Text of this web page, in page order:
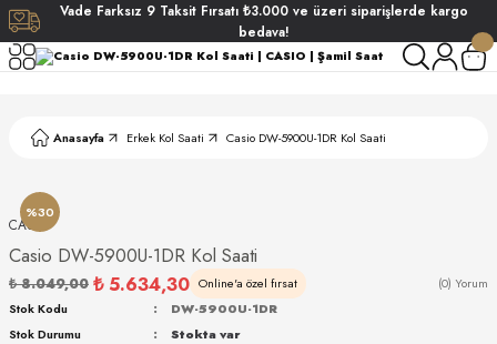
Vade Farksız 9 Taksit Fırsatı ₺3.000 ve üzeri siparişlerde kargo
bedava!
Anasayfa Erkek Kol Saati Casio DW-5900U-1DR Kol Saati
%30
CASIO
Casio DW-5900U-1DR Kol Saati
₺ 8.049,00 ₺ 5.634,30 Online'a özel fırsat (0) Yorum
Stok Kodu
DW-5900U-1DR
Stok Durumu
Stokta var
CLUB
CLUB